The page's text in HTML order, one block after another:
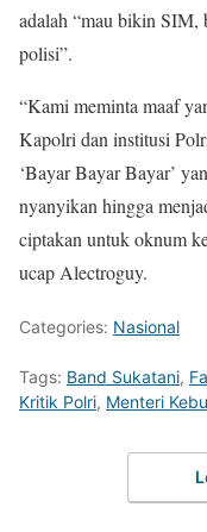
adalah “mau bikin SIM,
polisi”.
“Kami meminta maaf
Kapolri dan institusi
‘Bayar Bayar Bayar’
nyanyikan hingga
ciptakan untuk oknum
ucap Alectroguy.
Categories: Nasional
Tags: Band Sukatani,
Kritik Polri, Menteri